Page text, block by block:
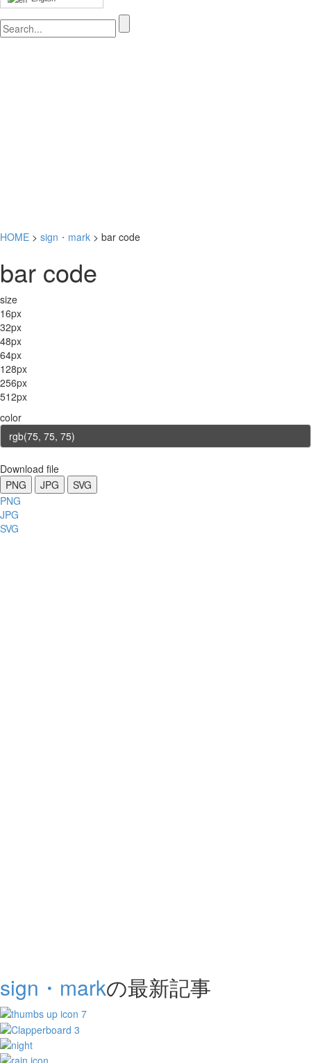
HOME > sign・mark > bar code
bar code
size
16px
32px
48px
64px
128px
256px
512px
color
Download file
PNG
JPG
SVG
PNG
JPG
SVG
sign・markの最新記事